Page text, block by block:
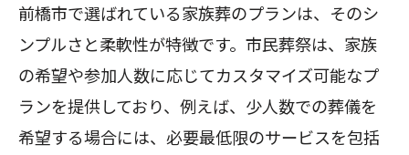
前橋市で選ばれている家族葬のプランは、そのシ
ンプルさと柔軟性が特徴です。市民葬祭は、家族
の希望や参加人数に応じてカスタマイズ可能なプ
ランを提供しており、例えば、少人数での葬儀を
希望する場合には、必要最低限のサービスを包括